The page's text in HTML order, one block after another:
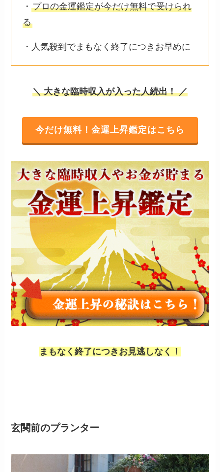
・ プロの金運鑑定が今だけ無料で受けられ
る
・人気殺到でまもなく終了につきお早めに
＼ 大きな臨時収入が入った人続出！ ／
今だけ無料！金運上昇鑑定はこちら
まもなく終了につきお見逃しなく！
玄関前のプランター